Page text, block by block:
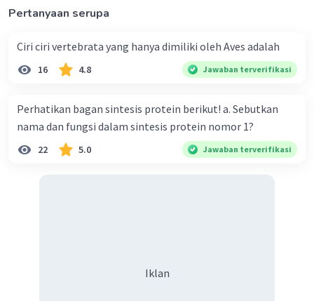
Pertanyaan serupa
Ciri ciri vertebrata yang hanya dimiliki oleh Aves adalah
16 4.8 Jawaban terverifikasi
Perhatikan bagan sintesis protein berikut! a. Sebutkan
nama dan fungsi dalam sintesis protein nomor 1?
22 5.0 Jawaban terverifikasi
Iklan